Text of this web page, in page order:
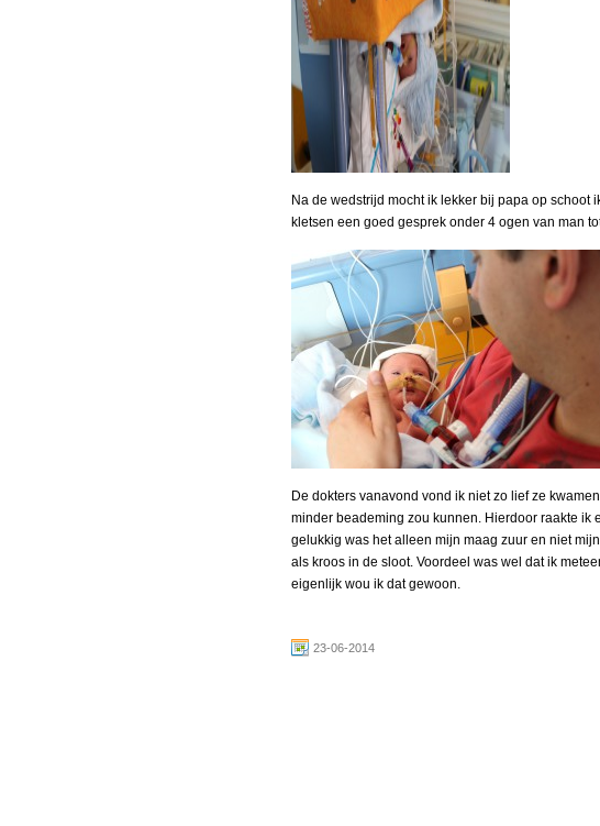
Na de wedstrijd mocht ik lekker bij papa op schoot
kletsen een goed gesprek onder 4 ogen van man
De dokters vanavond vond ik niet zo lief ze
minder beademing zou kunnen. Hierdoor raakte ik
gelukkig was het alleen mijn maag zuur en niet
als kroos in de sloot. Voordeel was wel dat ik
eigenlijk wou ik dat gewoon.
23-06-2014